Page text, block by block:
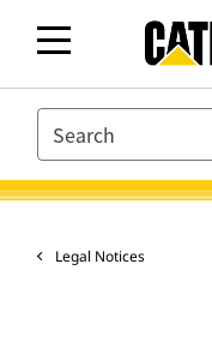
SEARCH
Legal Notices